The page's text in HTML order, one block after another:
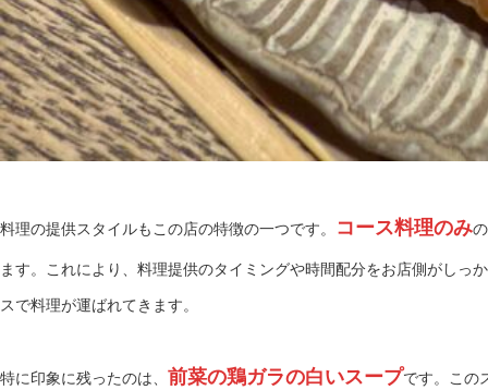
料理の提供スタイルもこの店の特徴の一つです。 コース料理のみ
ます。これにより、料理提供のタイミングや時間配分をお店側がしっ
スで料理が運ばれてきます。
特に印象に残ったのは、 前菜の鶏ガラの白いスープです。この